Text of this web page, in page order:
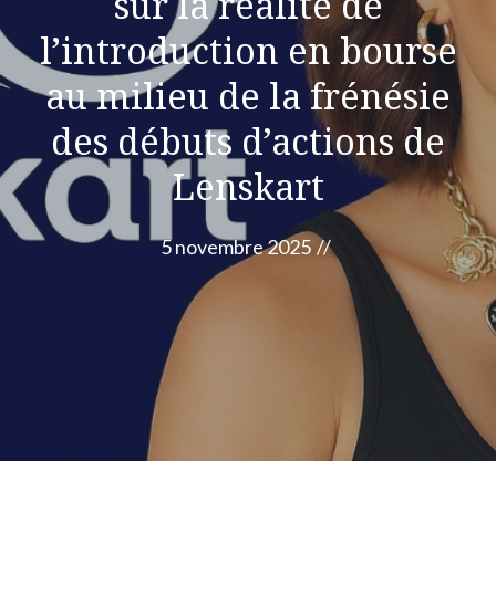
l’introduction en bourse
au milieu de la frénésie
des débuts d’actions de
Lenskart
5 novembre 2025 //